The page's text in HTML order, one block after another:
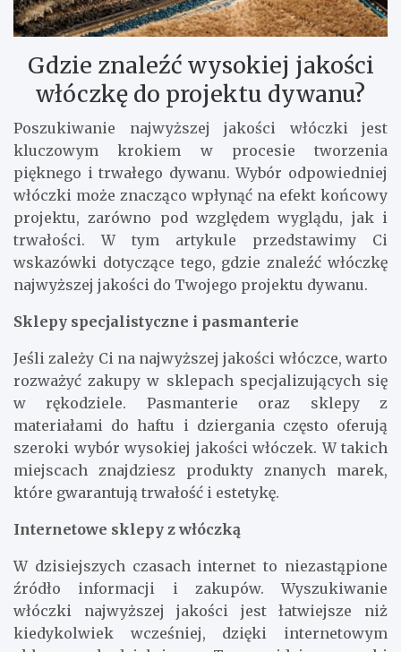
Gdzie znaleźć wysokiej jakości
włóczkę do projektu dywanu?
Poszukiwanie najwyższej jakości włóczki jest
kluczowym krokiem w procesie tworzenia
pięknego i trwałego dywanu. Wybór odpowiedniej
włóczki może znacząco wpłynąć na efekt końcowy
projektu, zarówno pod względem wyglądu, jak i
trwałości. W tym artykule przedstawimy Ci
wskazówki dotyczące tego, gdzie znaleźć włóczkę
najwyższej jakości do Twojego projektu dywanu.
Sklepy specjalistyczne i pasmanterie
Jeśli zależy Ci na najwyższej jakości włóczce, warto
rozważyć zakupy w sklepach specjalizujących się
w rękodziele. Pasmanterie oraz sklepy z
materiałami do haftu i dziergania często oferują
szeroki wybór wysokiej jakości włóczek. W takich
miejscach znajdziesz produkty znanych marek,
które gwarantują trwałość i estetykę.
Internetowe sklepy z włóczką
W dzisiejszych czasach internet to niezastąpione
źródło informacji i zakupów. Wyszukiwanie
włóczki najwyższej jakości jest łatwiejsze niż
kiedykolwiek wcześniej, dzięki internetowym